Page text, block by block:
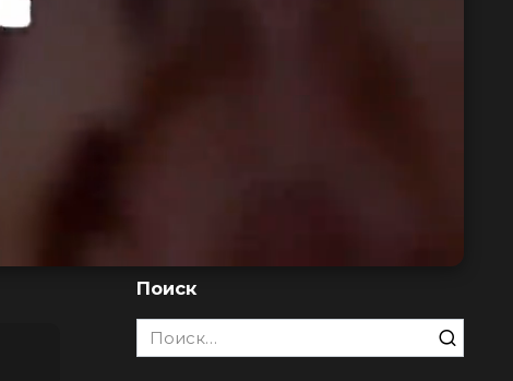
Поиск
Search
for: